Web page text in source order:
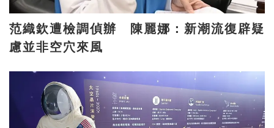
范織欽遭檢調偵辦 陳麗娜：新潮流復辟疑
慮並非空穴來風